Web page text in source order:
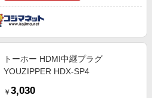
トーホー HDMI中継プラグ
YOUZIPPER HDX-SP4
￥ 3,030